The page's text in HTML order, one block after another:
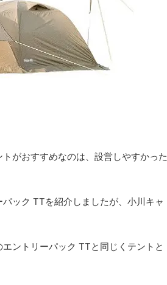
がおすすめなのは、設営しやすかった
ック TTを紹介しましたが、小川キャ
ントリーパック TTと同じくテントと